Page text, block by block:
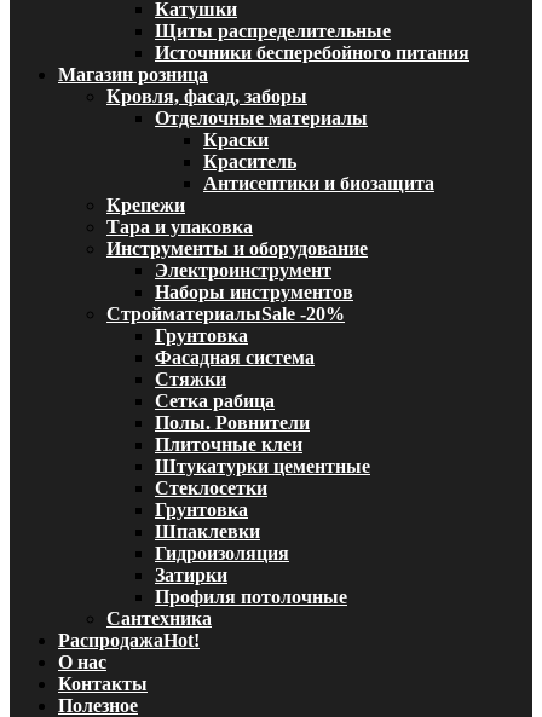
Катушки
Щиты распределительные
Источники бесперебойного питания
Магазин розница
Кровля, фасад, заборы
Отделочные материалы
Краски
Краситель
Антисептики и биозащита
Крепежи
Тара и упаковка
Инструменты и оборудование
Электроинструмент
Наборы инструментов
СтройматериалыSale -20%
Грунтовка
Фасадная система
Стяжки
Сетка рабица
Полы. Ровнители
Плиточные клеи
Штукатурки цементные
Стеклосетки
Грунтовка
Шпаклевки
Гидроизоляция
Затирки
Профиля потолочные
Сантехника
РаспродажаHot!
О нас
Контакты
Полезное